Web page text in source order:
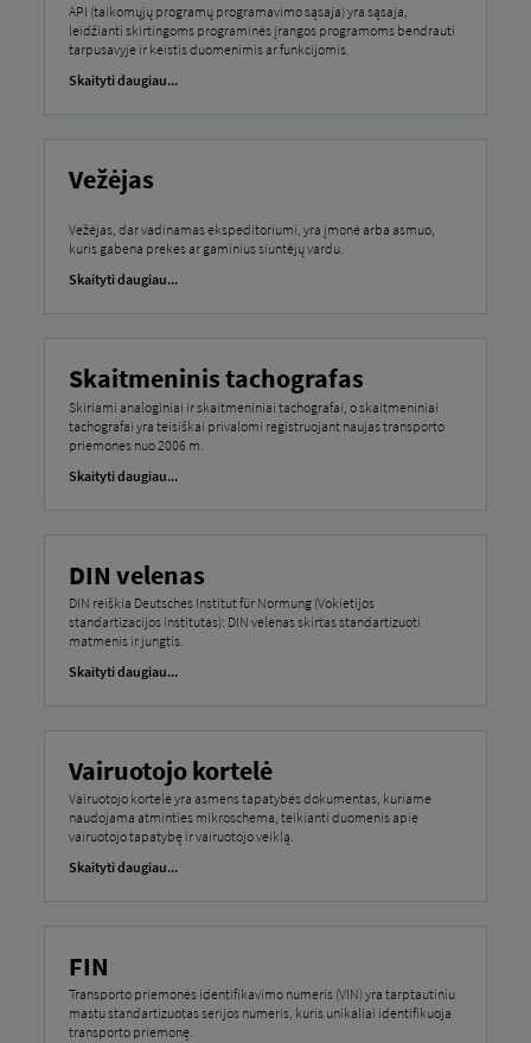
API (taikomųjų programų programavimo sąsaja) yra sąsaja,
leidžianti skirtingoms programinės įrangos programoms bendrauti
tarpusavyje ir keistis duomenimis ar funkcijomis.
Skaityti daugiau...
Vežėjas
Vežėjas, dar vadinamas ekspeditoriumi, yra įmonė arba asmuo,
kuris gabena prekes ar gaminius siuntėjų vardu.
Skaityti daugiau...
Skaitmeninis tachografas
Skiriami analoginiai ir skaitmeniniai tachografai, o skaitmeniniai
tachografai yra teisiškai privalomi registruojant naujas transporto
priemones nuo 2006 m.
Skaityti daugiau...
DIN velenas
DIN reiškia Deutsches Institut für Normung (Vokietijos
standartizacijos institutas): DIN velenas skirtas standartizuoti
matmenis ir jungtis.
Skaityti daugiau...
Vairuotojo kortelė
Vairuotojo kortelė yra asmens tapatybės dokumentas, kuriame
naudojama atminties mikroschema, teikianti duomenis apie
vairuotojo tapatybę ir vairuotojo veiklą.
Skaityti daugiau...
FIN
Transporto priemonės identifikavimo numeris (VIN) yra tarptautiniu
mastu standartizuotas serijos numeris, kuris unikaliai identifikuoja
transporto priemonę.